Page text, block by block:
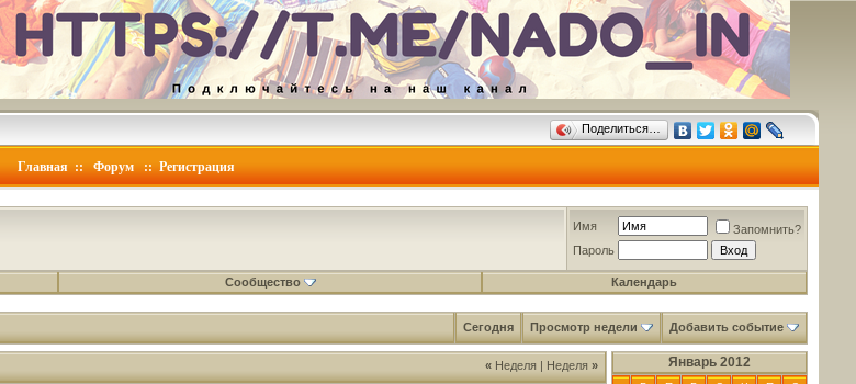
Поделиться…
Главная :: Форум:: Регистрация
Имя
Запомнить?
Пароль
Сообщество Календарь
Сегодня Просмотр недели Добавить событие
« Неделя | Неделя » Январь 2012